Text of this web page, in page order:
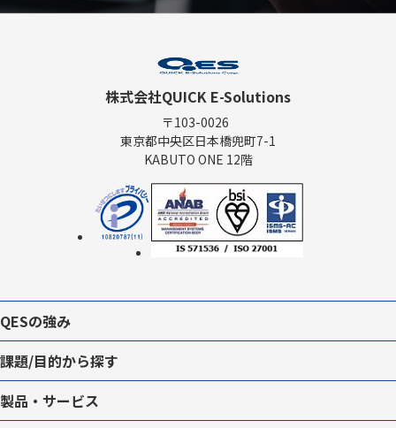
株式会社QUICK E-Solutions
〒103-0026
東京都中央区日本橋兜町7-1
KABUTO ONE 12階
QESの強み
課題/目的から探す
製品・サービス